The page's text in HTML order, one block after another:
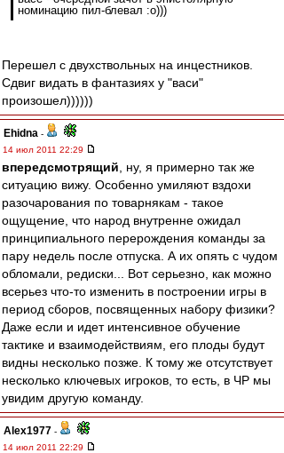
номинацию пил-блевал :о)))
Перешел с двухствольных на инцестников.
Сдвиг видать в фантазиях у "васи"
произошел))))))
Ehidna -
14 июл 2011 22:29
впередсмотрящий , ну, я примерно так же
ситуацию вижу. Особенно умиляют вздохи
разочарования по товарнякам - такое
ощущение, что народ внутренне ожидал
принципиального перерождения команды за
пару недель после отпуска. А их опять с чудом
обломали, редиски... Вот серьезно, как можно
всерьез что-то изменить в построении игры в
период сборов, посвященных набору физики?
Даже если и идет интенсивное обучение
тактике и взаимодействиям, его плоды будут
видны несколько позже. К тому же отсутствует
несколько ключевых игроков, то есть, в ЧР мы
увидим другую команду.
Alex1977 -
14 июл 2011 22:29